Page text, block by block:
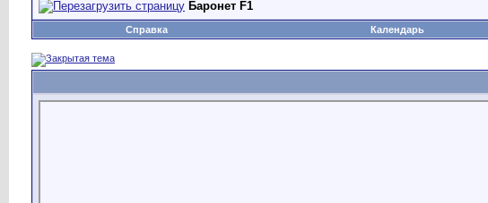
Баронет F1
Справка Календарь